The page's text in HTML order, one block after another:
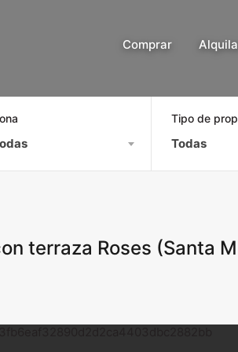
Comprar
Tipo de
Todas
terraza Roses (Santa